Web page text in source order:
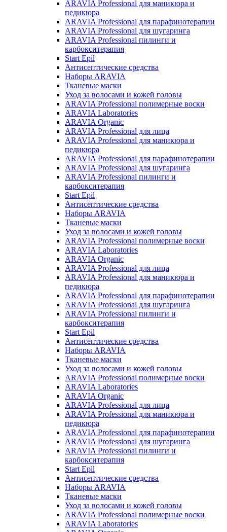
ARAVIA Professional для маникюра и
педикюра
ARAVIA Professional для парафинотерапии
ARAVIA Professional для шугаринга
ARAVIA Professional пилинги и
карбокситерапия
Start Epil
Антисептические средства
Наборы ARAVIA
Тканевые маски
Уход за волосами и кожей головы
ARAVIA Professional полимерные воски
ARAVIA Laboratories
ARAVIA Organic
ARAVIA Professional для лица
ARAVIA Professional для маникюра и
педикюра
ARAVIA Professional для парафинотерапии
ARAVIA Professional для шугаринга
ARAVIA Professional пилинги и
карбокситерапия
Start Epil
Антисептические средства
Наборы ARAVIA
Тканевые маски
Уход за волосами и кожей головы
ARAVIA Professional полимерные воски
ARAVIA Laboratories
ARAVIA Organic
ARAVIA Professional для лица
ARAVIA Professional для маникюра и
педикюра
ARAVIA Professional для парафинотерапии
ARAVIA Professional для шугаринга
ARAVIA Professional пилинги и
карбокситерапия
Start Epil
Антисептические средства
Наборы ARAVIA
Тканевые маски
Уход за волосами и кожей головы
ARAVIA Professional полимерные воски
ARAVIA Laboratories
ARAVIA Organic
ARAVIA Professional для лица
ARAVIA Professional для маникюра и
педикюра
ARAVIA Professional для парафинотерапии
ARAVIA Professional для шугаринга
ARAVIA Professional пилинги и
карбокситерапия
Start Epil
Антисептические средства
Наборы ARAVIA
Тканевые маски
Уход за волосами и кожей головы
ARAVIA Professional полимерные воски
ARAVIA Laboratories